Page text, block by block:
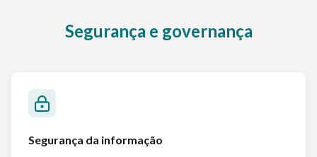
Segurança e governança
Segurança da informação